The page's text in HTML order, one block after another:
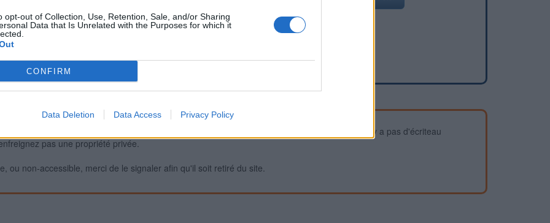
opt-out of Collection, Use, Retention, Sale, and/or Sharing
Data that Is Unrelated with the Purposes for which it
CONFIRM
Data Deletion Data Access Privacy Policy
ne peut pas être garantie. Avant d'utiliser un point d'eau, vous devez vous assurer qu'il n'y a pas d'écriteau
pas une propriété privée.
ou non-accessible, merci de le signaler afin qu'il soit retiré du site.